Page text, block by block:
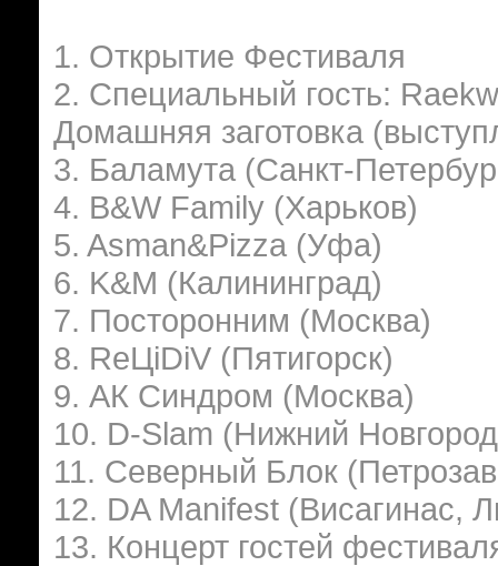
1. Открытие Фестиваля
2. Специальный гость:
Домашняя заготовка
3. Баламута (Санкт-
4. B&W Family (Харьков)
5. Asman&Pizza (Уфа)
6. K&M (Калининград)
7. Посторонним (Москва)
8. ReЦiDiV (Пятигорск)
9. АК Синдром (Москва)
10. D-Slam (Нижний
11. Северный Блок
12. DA Manifest (Висагинас,
13. Концерт гостей